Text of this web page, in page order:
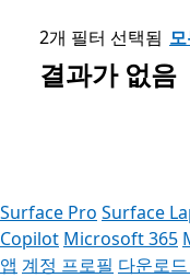
2개 필터 선택됨
결과가 없음
Surface Pro Surface
Copilot Microsoft 365
앱 계정 프로필 다운로